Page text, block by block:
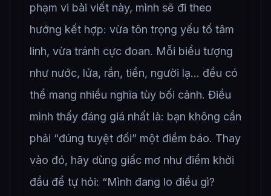
phạm vi bài viết này, mình sẽ đi theo
hướng kết hợp: vừa tôn trọng yếu tố tâm
linh, vừa tránh cực đoan. Mỗi biểu tượng
như nước, lửa, rắn, tiền, người lạ… đều có
thể mang nhiều nghĩa tùy bối cảnh. Điều
mình thấy đáng giá nhất là: bạn không cần
phải “đúng tuyệt đối” một điềm báo. Thay
vào đó, hãy dùng giấc mơ như điểm khởi
đầu để tự hỏi: “Mình đang lo điều gì?